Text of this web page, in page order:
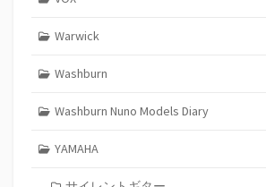
Warwick
Washburn
Washburn Nuno Models Diary
YAMAHA